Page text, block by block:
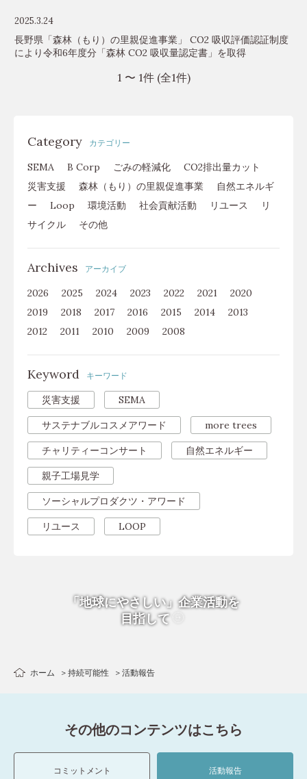
2025.3.24
長野県「森林（もり）の里親促進事業」 CO2 吸収評価認証制度
により令和6年度分「森林 CO2 吸収量認定書」を取得
1 〜 1件 (全1件)
Category カテゴリー
SEMA B Corp ごみの軽減化
CO2排出量カット
災害支援
森林（もり）の里親促進事業
自然エネルギ
ー
Loop 環境活動 社会貢献活動 リユース
リ
サイクル
その他
Archives アーカイブ
2026 2025 2024 2023 2022 2021
2020
2019
2018 2017 2016 2015 2014
2013
2012
2011 2010 2009 2008
Keyword キーワード
災害支援 SEMA
サステナブルコスメアワード more trees
チャリティーコンサート 自然エネルギー
親子工場見学
ソーシャルプロダクツ・アワード
リユース LOOP
「地球にやさしい」企業活動を
目指して
ホーム 持続可能性 活動報告
その他のコンテンツはこちら
コミットメント 活動報告